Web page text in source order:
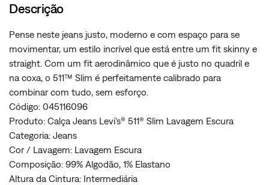
Descrição
Pense neste jeans justo, moderno e com espaço para se
movimentar, um estilo incrível que está entre um fit skinny e
straight. Com um fit aerodinâmico que é justo no quadril e
na coxa, o 511™ Slim é perfeitamente calibrado para
combinar com tudo, sem esforço.
Código: 045116096
Produto: Calça Jeans Levi's® 511® Slim Lavagem Escura
Categoria: Jeans
Cor / Lavagem: Lavagem Escura
Composição: 99% Algodão, 1% Elastano
Altura da Cintura: Intermediária